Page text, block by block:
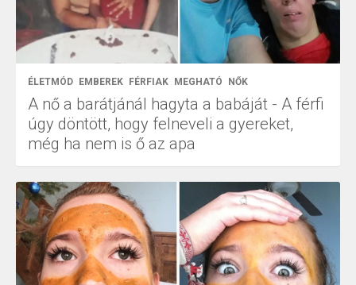
ÉLETMÓD EMBEREK FÉRFIAK MEGHATÓ NŐK
A nő a barátjánál hagyta a babáját - A férfi
úgy döntött, hogy felneveli a gyereket,
még ha nem is ő az apa